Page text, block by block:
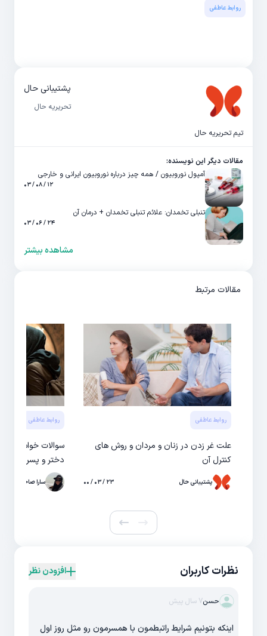
روابط عاطفی
پشتیبانی حال
تحریریه حال
تیم تحریریه حال
مقالات دیگر این نویسنده:
آمپول نوروبیون / همه چیز درباره نوروبیون ایرانی و خارجی
۱۲ / ۰۸ / ۰۳
تنبلی تخمدان: علائم تنبلی تخمدان + درمان آن
۲۴ / ۰۶ / ۰۳
مشاهده بیشتر
مقالات مرتبط
روابط عاطفی
علت غر زدن در زنان و مردان و روش های
کنترل آن
پشتیبانی حال ۲۳ / ۰۳ / ۰۰
روابط عاطفی
سوالات
دختر و پسر
سارا صاحبی
نظرات کاربران افزودن نظر
حسن7 سال پیش
اینکه بتونیم شرایط راتبطمون با همسرمون رو مثل روز اول